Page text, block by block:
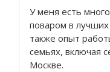
У меня есть
поваром в
также опыт
семьях, включая
Москве.